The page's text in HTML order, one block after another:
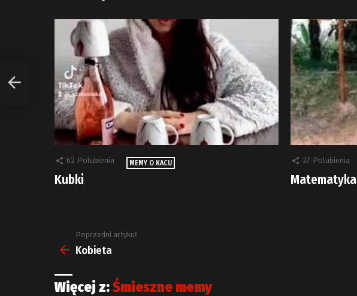
62 Polubienia MEMY O KACU
Kubki
37 Polubienia
Matematyka
Zobacz
więcej
Poprzedni artykuł
Kobieta
Więcej z:Śmieszne memy